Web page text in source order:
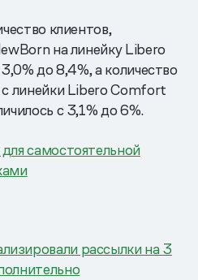
клиентов,
на линейку Libero
до 8,4%, а количество
линейки Libero Comfort
с 3,1% до 6%.
самостоятельной
рассылки на 3